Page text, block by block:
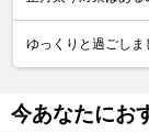
ゆっくりと過ごし
今あなたにお